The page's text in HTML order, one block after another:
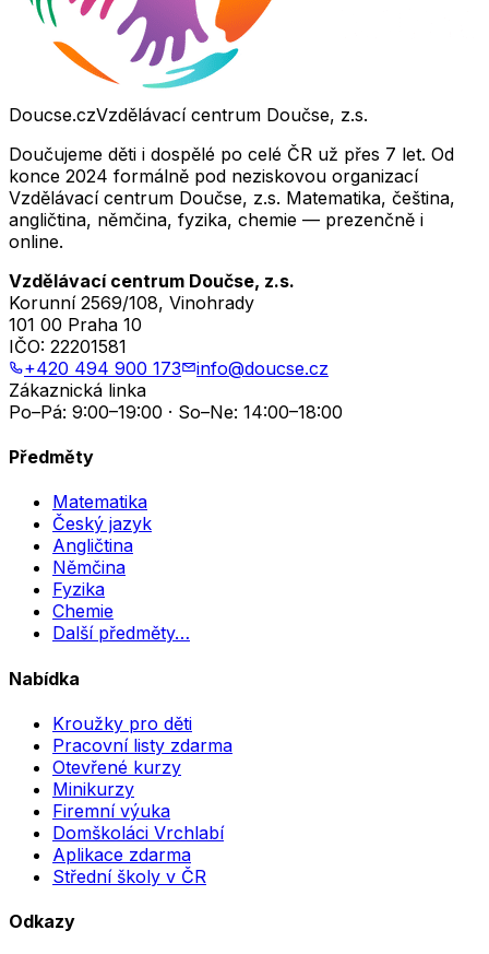
Doucse.czVzdělávací centrum Doučse, z.s.
Doučujeme děti i dospělé po celé ČR už přes 7 let. Od
konce 2024 formálně pod neziskovou organizací
Vzdělávací centrum Doučse, z.s. Matematika, čeština,
angličtina, němčina, fyzika, chemie — prezenčně i
online.
Vzdělávací centrum Doučse, z.s.
Korunní 2569/108, Vinohrady
101 00 Praha 10
IČO: 22201581
+420 494 900 173
info@doucse.cz
Zákaznická linka
Po–Pá: 9:00–19:00 · So–Ne: 14:00–18:00
Předměty
Matematika
Český jazyk
Angličtina
Němčina
Fyzika
Chemie
Další předměty…
Nabídka
Kroužky pro děti
Pracovní listy zdarma
Otevřené kurzy
Minikurzy
Firemní výuka
Domškoláci Vrchlabí
Aplikace zdarma
Střední školy v ČR
Odkazy